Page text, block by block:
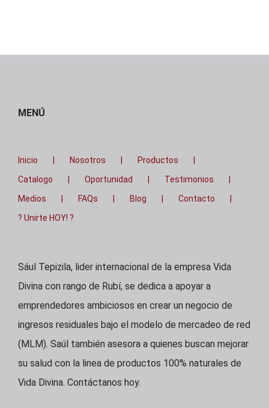
MENÚ
Inicio Nosotros
Productos
Catalogo
Oportunidad
Testimonios
Medios
FAQs Blog
Contacto
? Unirte HOY! ?
Sául Tepizila, lider internacional de la empresa Vida
Divina con rango de Rubí, se dedica a apoyar a
emprendedores ambiciosos en crear un negocio de
ingresos residuales bajo el modelo de mercadeo de red
(MLM). Saúl también asesora a quienes buscan mejorar
su salud con la linea de productos 100% naturales de
Vida Divina. Contáctanos hoy.